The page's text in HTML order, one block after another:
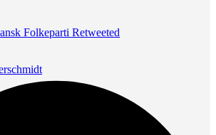
Folkeparti Retweeted